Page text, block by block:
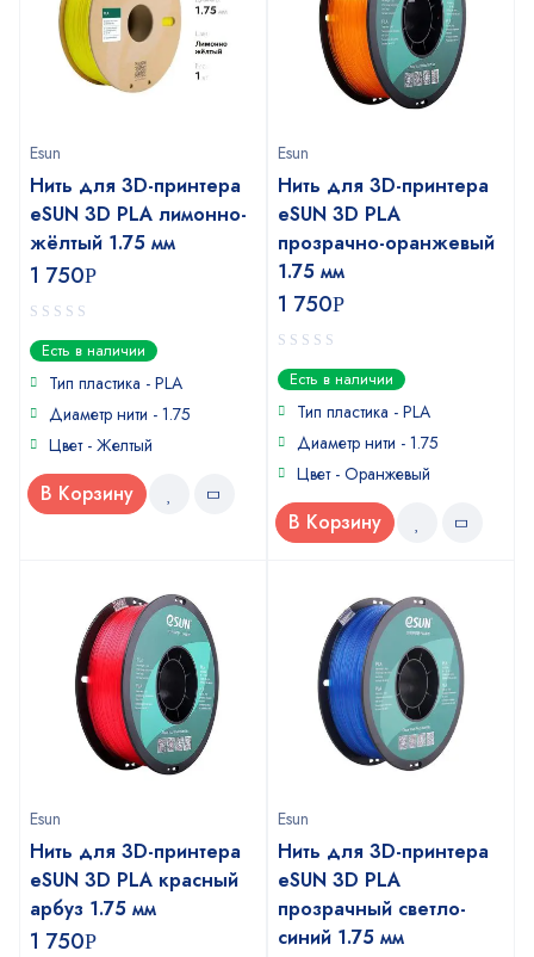
Esun
Нить для 3D-принтера
eSUN 3D PLA лимонно-
жёлтый 1.75 мм
1 750Р
0
out
of
Есть в наличии
Тип пластика - PLA
Диаметр нити - 1.75
Цвет - Желтый
В Корзину
Esun
Нить для 3D-принтера
eSUN 3D PLA
прозрачно-оранжевый
1.75 мм
1 750Р
0
out
of
Есть в наличии
Тип пластика - PLA
Диаметр нити - 1.75
Цвет - Оранжевый
В Корзину
Esun
Нить для 3D-принтера
eSUN 3D PLA красный
арбуз 1.75 мм
1 750Р
Esun
Нить для 3D-принтера
eSUN 3D PLA
прозрачный светло-
синий 1.75 мм